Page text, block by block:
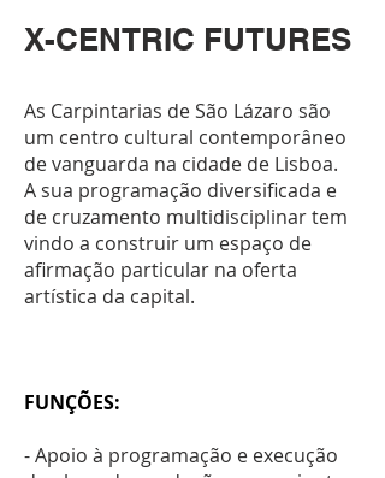
X-CENTRIC FUTURES
As Carpintarias de São Lázaro são
um centro cultural contemporâneo
de vanguarda na cidade de Lisboa.
A sua programação diversificada e
de cruzamento multidisciplinar tem
vindo a construir um espaço de
afirmação particular na oferta
artística da capital.
FUNÇÕES:
- Apoio à programação e execução